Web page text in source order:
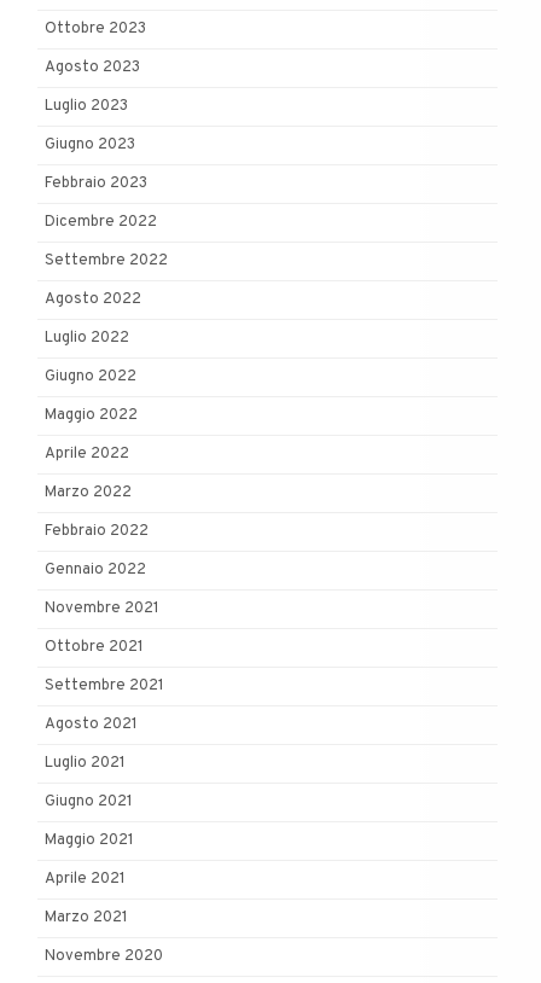
Ottobre 2023
Agosto 2023
Luglio 2023
Giugno 2023
Febbraio 2023
Dicembre 2022
Settembre 2022
Agosto 2022
Luglio 2022
Giugno 2022
Maggio 2022
Aprile 2022
Marzo 2022
Febbraio 2022
Gennaio 2022
Novembre 2021
Ottobre 2021
Settembre 2021
Agosto 2021
Luglio 2021
Giugno 2021
Maggio 2021
Aprile 2021
Marzo 2021
Novembre 2020